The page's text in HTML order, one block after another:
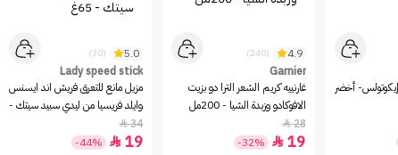
أخضر
4.9
(240)
Garnier
غارنييه كريم الشعر الترا دو بزيت
الافوكادو وزبدة الشيا - 200مل
28

19

-32%
5.0
(30)
Lady speed stick
مزيل مانع للتعرق فريش اند ايسنس
وايلد فريسيا من ليدي سبيد سيتك -
65غ
34

19

-44%